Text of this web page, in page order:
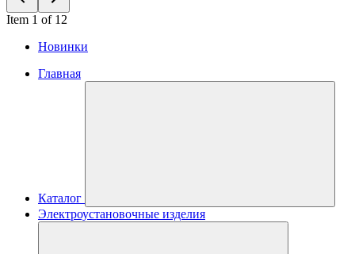
Item 1 of 12
Новинки
Главная
Каталог
Электроустановочные изделия